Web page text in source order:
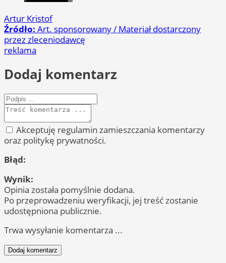
Artur Kristof
Źródło: Art. sponsorowany / Materiał dostarczony
przez zleceniodawcę
reklama
Dodaj komentarz
Akceptuję regulamin zamieszczania komentarzy
oraz politykę prywatności.
Błąd:
Wynik:
Opinia została pomyślnie dodana.
Po przeprowadzeniu weryfikacji, jej treść zostanie
udostępniona publicznie.
Trwa wysyłanie komentarza ...
Dodaj komentarz